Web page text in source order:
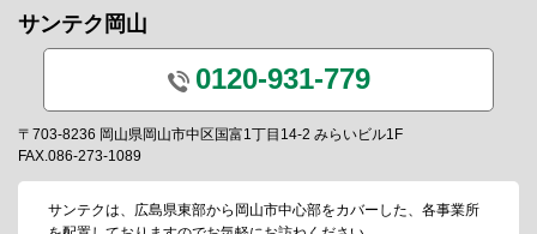
サンテク岡山
0120-931-779
〒703-8236 岡山県岡山市中区国富1丁目14-2 みらいビル1F
FAX.086-273-1089
サンテクは、広島県東部から岡山市中心部をカバーした、各事業所